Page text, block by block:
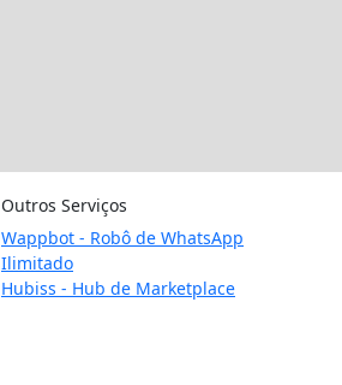
Outros Serviços
Wappbot - Robô de WhatsApp
Ilimitado
Hubiss - Hub de Marketplace